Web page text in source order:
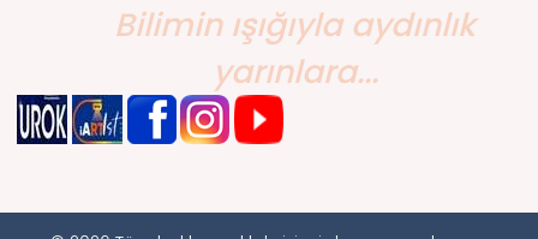
Bilimin ışığıyla aydınlık
yarınlara...